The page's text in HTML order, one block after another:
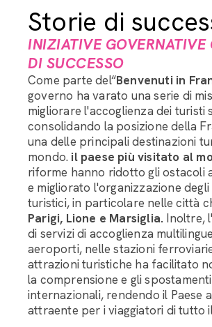
Storie di
INIZIATIVE GOVERNATIVE
DI SUCCESSO
Come parte del“Benvenuti in
governo ha varato una serie di
migliorare l'accoglienza dei turisti
consolidando la posizione della
una delle principali destinazioni
mondo. il paese più visitato al
riforme hanno ridotto gli ostacoli
e migliorato l'organizzazione
turistici, in particolare nelle città
Parigi, Lione e Marsiglia. Inoltre,
di servizi di accoglienza
aeroporti, nelle stazioni
attrazioni turistiche ha facilitato
la comprensione e gli
internazionali, rendendo il Paese
attraente per i viaggiatori di tutto